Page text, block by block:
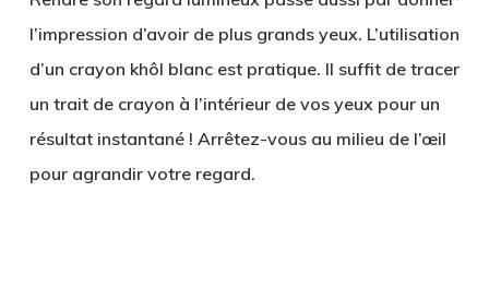
l’impression d’avoir de plus grands yeux. L’utilisation
d’un crayon khôl blanc est pratique. Il suffit detracer
un trait de crayon à l’intérieur de vos yeux pour un
résultat instantané ! Arrêtez-vous au milieu de l’œil
pour agrandir votre regard.